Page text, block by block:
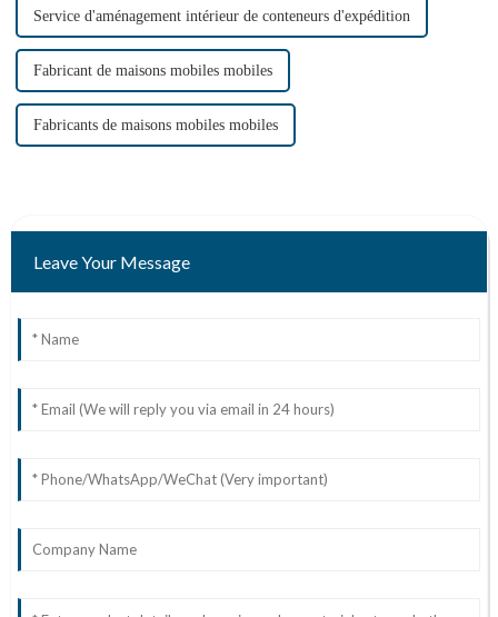
Service d'aménagement intérieur de conteneurs d'expédition
Fabricant de maisons mobiles mobiles
Fabricants de maisons mobiles mobiles
Leave Your Message